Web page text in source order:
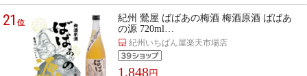
21位
紀州 鶯屋 ばばあの梅酒 梅酒原酒 ばばあ
の源 720ml…
紀州いちばん屋楽天市場店
1,848円